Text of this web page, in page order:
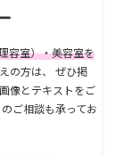
容室）・美容室を
の方は、 ぜひ掲
像とテキストをご
ご相談も承ってお